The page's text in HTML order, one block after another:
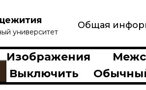
Изображения
Выключить
университет
Общая